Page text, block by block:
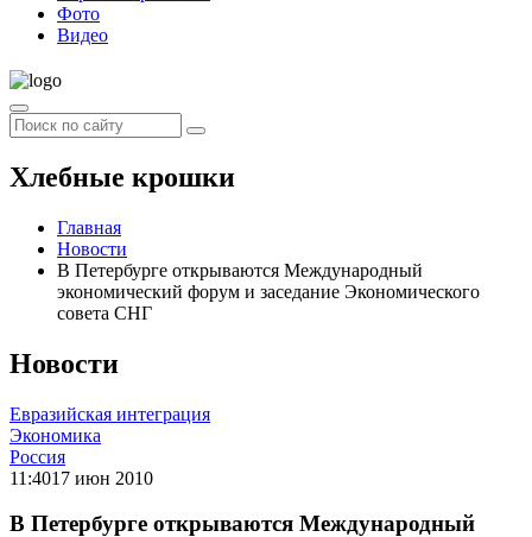
Фото
Видео
Хлебные крошки
Главная
Новости
В Петербурге открываются Международный
экономический форум и заседание Экономического
совета СНГ
Новости
Евразийская интеграция
Экономика
Россия
11:4017 июн 2010
В Петербурге открываются Международный